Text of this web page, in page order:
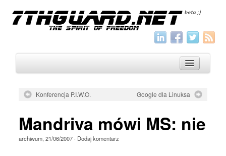
Archiwum
Wszystko
Konferencja P.I.W.O. Google dla Linuksa
Mandriva mówi MS: nie
archiwum, 21/06/2007· Dodaj komentarz